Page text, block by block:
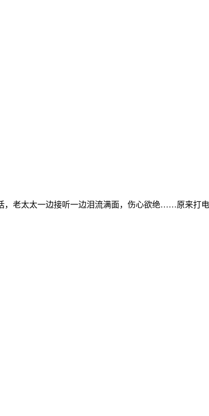
，老太太一边接听一边泪流满面，伤心欲绝……原来打